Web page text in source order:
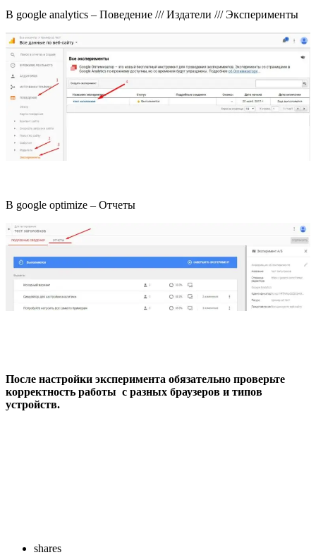
В google analytics – Поведение /// Издатели /// Эксперименты
В google optimize – Отчеты
После настройки эксперимента обязательно проверьте
корректность работы с разных браузеров и типов
устройств.
shares